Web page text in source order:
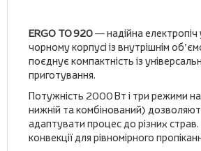
ERGO TO 920— надійна
чорному корпусі із внутрішнім
поєднує компактність із
приготування.
Потужність 2000 Вт і три режими
нижній та комбінований)
адаптувати процес до різних
конвекції для рівномірного